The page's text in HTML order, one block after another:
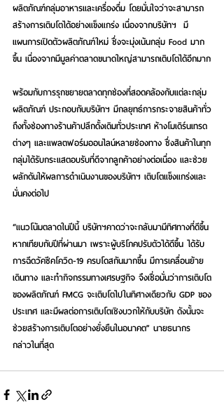
ผลิตภัณฑ์กลุ่มอาหารและเครื่องดื่ม โดยมั่นใจว่าจะสามารถ
สร้างการเติบโตได้อย่างแข็งแกร่ง เนื่องจากบริษัทฯ  มี
แผนการเปิดตัวผลิตภัณฑ์ใหม่ ซึ่งจะมุ่งเน้นกลุ่ม Food มาก
ขึ้น เนื่องจากมีมูลค่าตลาดขนาดใหญ่สามารถเติบโตได้อีกมาก
พร้อมกับการรุกขยายตลาดทุกช่องที่สอดคล้องกับแต่ละกลุ่ม
ผลิตภัณฑ์ ประกอบกับบริษัทฯ มีกลยุทธ์การกระจายสินค้าทั่ว
ถึงทั้งช่องทางร้านค้าปลีกดั้งเดิมทั่วประเทศ ห้างโมเดิร์นเทรด
ต่างๆ และแพลตฟอร์มออนไลน์หลายช่องทาง ซึ่งสินค้าในทุก
กลุ่มได้รับกระแสตอบรับที่ดีจากลูกค้าอย่างต่อเนื่อง และช่วย
ผลักดันให้ผลการดำเนินงานของบริษัทฯ เติบโตแข็งแกร่งและ
มั่นคงต่อไป
“แนวโน้มตลาดในปีนี้ บริษัทฯคาดว่าจะกลับมามีทิศทางที่ดีขึ้น
หากเทียบกับปีที่ผ่านมา เพราะผู้บริโภคปรับตัวได้ดีขึ้น ได้รับ
การฉีดวัคซีคโควิด-19 ครบโดสกันมากขึ้น มีการเคลื่อนย้าย
เดินทาง และทำกิจกรรมทางเศรษฐกิจ จึงเชื่อมั่นว่าการเติบโต
ของผลิตภัณฑ์ FMCG จะเติบโตไปในทิศางเดียวกับ GDP ของ
ประเทศ และมีผลต่อการเติบโตเชิงบวกให้กับบริษัท ดังนั้นจะ
ช่วยสร้างการเติบโตอย่างยั่งยืนในอนาคต” นายธนากร
กล่าวในที่สุด